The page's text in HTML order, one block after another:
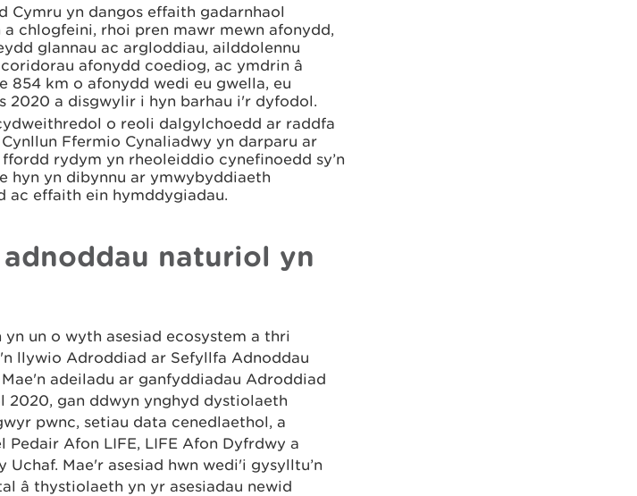
Cymru yn dangos effaith gadarnhaol
chlogfeini, rhoi pren mawr mewn afonydd,
glannau ac argloddiau, ailddolennu
afonydd coediog, ac ymdrin â
854 km o afonydd wedi eu gwella, eu
2020 a disgwylir i hyn barhau i'r dyfodol.
o reoli dalgylchoedd ar raddfa
Ffermio Cynaliadwy yn darparu ar
rydym yn rheoleiddio cynefinoedd sy’n
hyn yn dibynnu ar ymwybyddiaeth
ac effaith ein hymddygiadau.
naturiol yn
un o wyth asesiad ecosystem a thri
llywio Adroddiad ar Sefyllfa Adnoddau
adeiladu ar ganfyddiadau Adroddiad
2020, gan ddwyn ynghyd dystiolaeth
pwnc, setiau data cenedlaethol, a
Afon LIFE, LIFE Afon Dyfrdwy a
Mae'r asesiad hwn wedi'i gysylltu’n
â thystiolaeth yn yr asesiadau newid